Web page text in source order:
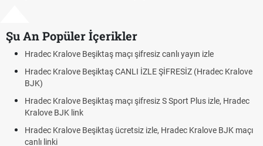
Şu An Popüler İçerikler
Hradec Kralove Beşiktaş maçı şifresiz canlı yayın izle
Hradec Kralove Beşiktaş CANLI İZLE ŞİFRESİZ (Hradec Kralove
BJK)
Hradec Kralove Beşiktaş maçı şifresiz S Sport Plus izle, Hradec
Kralove BJK link
Hradec Kralove Beşiktaş ücretsiz izle, Hradec Kralove BJK maçı
canlı linki